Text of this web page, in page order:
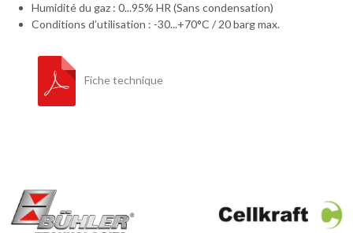
Humidité du gaz : 0...95% HR (Sans condensation)
Conditions d’utilisation : -30...+70°C / 20 barg max.
Fiche technique